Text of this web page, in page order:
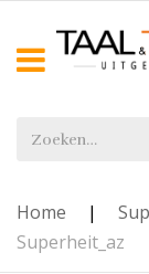
Home |
Superheit_az